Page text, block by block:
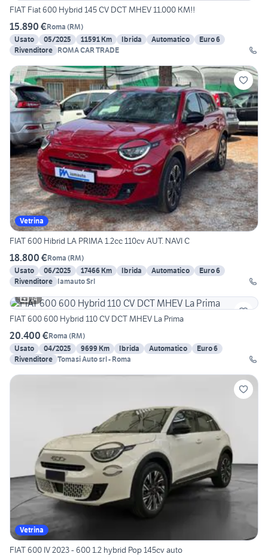
FIAT Fiat 600 Hybrid 145 CV DCT MHEV 11.000 KM!!
15.890 €Roma (RM)
Usato
05/2025 11591 Km Ibrida Automatico
Euro 6
Rivenditore ROMA CAR TRADE
Vetrina
FIAT 600 Hibrid LA PRIMA 1.2cc 110cv AUT. NAVI C
18.800 €Roma (RM)
Usato
06/2025 17466 Km Ibrida Automatico
Euro 6
Rivenditore Iamauto Srl
14
FIAT 600 600 Hybrid 110 CV DCT MHEV La Prima
20.400 €Roma (RM)
Usato
04/2025 9699 Km Ibrida Automatico
Euro 6
Rivenditore Tomasi Auto srl - Roma
Vetrina
FIAT 600 IV 2023 - 600 1.2 hybrid Pop 145cv auto